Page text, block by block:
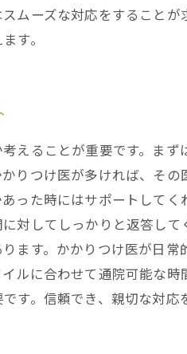
ムーズな対応をすること
す。
えることが重要です。ま
りつけ医が多ければ、そ
った時にはサポートして
対してしっかりと返答し
ます。かかりつけ医が日
ルに合わせて通院可能な
す。信頼でき、親切な対